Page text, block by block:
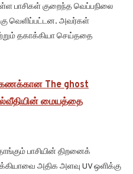
பாசிகள் குறைந்த வெப்பநிலை
வெளிப்பட்டன. அவர்கள்
தகாக்கியா செய்ததை
The ghost
மையத்தை
பாசியின் திறனைக்
அதிக அளவு UV ஒளிக்கு